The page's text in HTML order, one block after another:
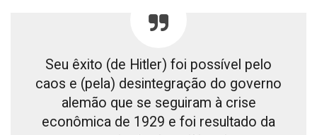
Seu êxito (de Hitler) foi possível pelo
caos e (pela) desintegração do governo
alemão que se seguiram à crise
econômica de 1929 e foi resultado da